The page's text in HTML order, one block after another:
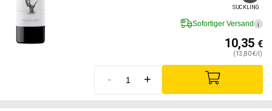
SUCKLING
Sofortiger Versand i
10,35 €
(13,80 €/l)
- +